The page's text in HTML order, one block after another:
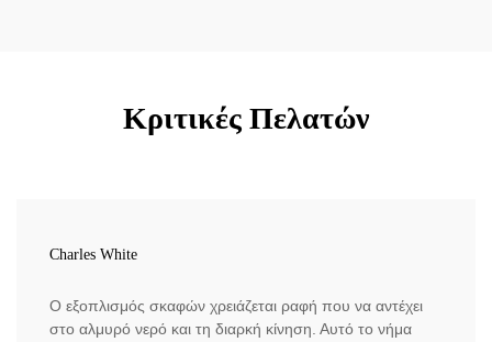
Κριτικές Πελατών
Charles White
Ο εξοπλισμός σκαφών χρειάζεται ραφή που να αντέχει
στο αλμυρό νερό και τη διαρκή κίνηση. Αυτό το νήμα